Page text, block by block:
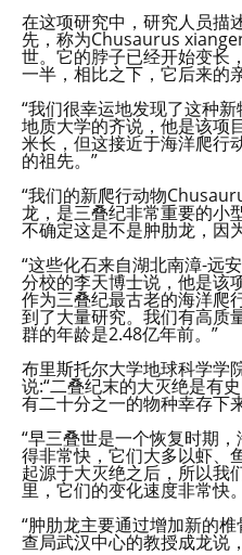
在这项研究中，研究人员描
先，称为Chusaurus
世。它的脖子已经开始变长
一半，相比之下，它后来的
“我们很幸运地发现了这种
地质大学的齐说，他是该项
米长，但这接近于海洋爬
的祖先。”
“我们的新爬行动物
龙，是三叠纪非常重要的小
不确定这是不是肿肋龙，因
“这些化石来自湖北南漳-远
分校的李天博士说，他是该
作为三叠纪最古老的海洋爬
到了大量研究。我们有高质
群的年龄是2.48亿年前。”
布里斯托尔大学地球科学学
说:“二叠纪末的大灭绝是有
有二十分之一的物种幸存下
“早三叠世是一个恢复时期
得非常快，它们大多以虾、
起源于大灭绝之后，所以我
里，它们的变化速度非常快
“肿肋龙主要通过增加新的
查局武汉中心的教授成龙说